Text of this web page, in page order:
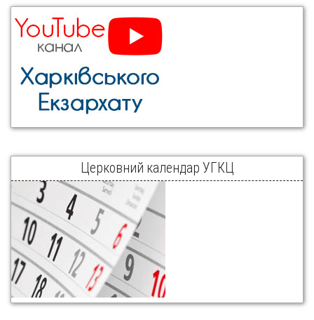
Церковний календар УГКЦ